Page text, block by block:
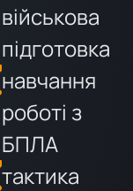
військова
підготовка
навчання
роботі з
БПЛА
тактика